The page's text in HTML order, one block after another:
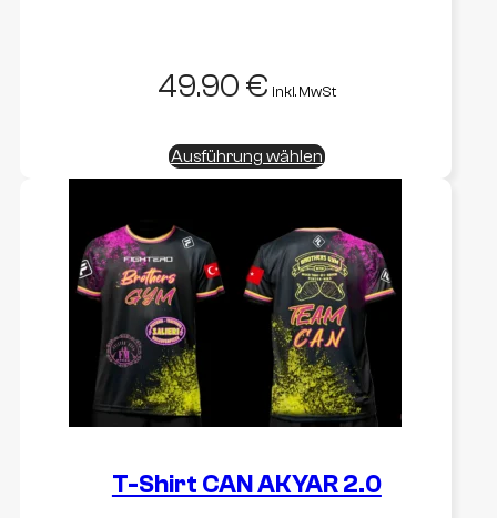
49.90 € inkl. MwSt
Ausführung wählenDieses
Produkt
Varianten
auf.
Die
Optionen
können
auf
der
Produktseite
gewählt
werden
T-Shirt CAN AKYAR 2.0